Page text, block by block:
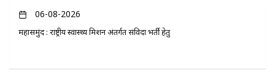
06-08-2026
महासमुंद : राष्ट्रीय स्वास्थ्य मिशन अंतर्गत संविदा भर्ती हेतु